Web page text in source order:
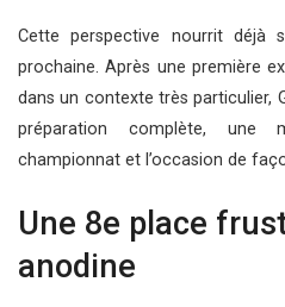
Cette perspective nourrit déjà
prochaine. Après une première
dans un contexte très particulier,
préparation complète, une
championnat et l’occasion de
Une 8e place
anodine